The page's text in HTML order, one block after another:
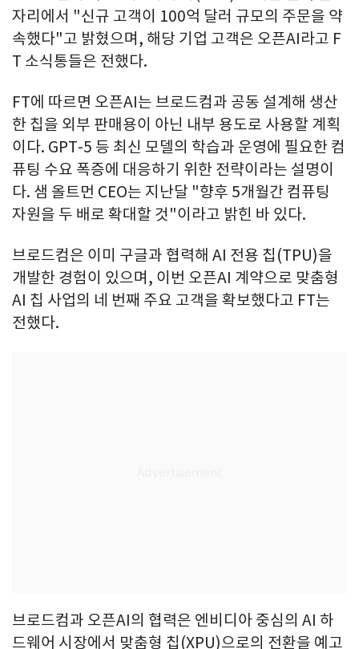
자리에서 "신규 고객이 100억 달러 규모의 주문을 약
속했다"고 밝혔으며, 해당 기업 고객은 오픈AI라고 F
T 소식통들은 전했다.
FT에 따르면 오픈AI는 브로드컴과 공동 설계해 생산
한 칩을 외부 판매용이 아닌 내부 용도로 사용할 계획
이다. GPT-5 등 최신 모델의 학습과 운영에 필요한 컴
퓨팅 수요 폭증에 대응하기 위한 전략이라는 설명이
다. 샘 올트먼 CEO는 지난달 "향후 5개월간 컴퓨팅
자원을 두 배로 확대할 것"이라고 밝힌 바 있다.
브로드컴은 이미 구글과 협력해 AI 전용 칩(TPU)을
개발한 경험이 있으며, 이번 오픈AI 계약으로 맞춤형
AI 칩 사업의 네 번째 주요 고객을 확보했다고 FT는
전했다.
브로드컴과 오픈AI의 협력은 엔비디아 중심의 AI 하
드웨어 시장에서 맞춤형 칩(XPU)으로의 전환을 예고